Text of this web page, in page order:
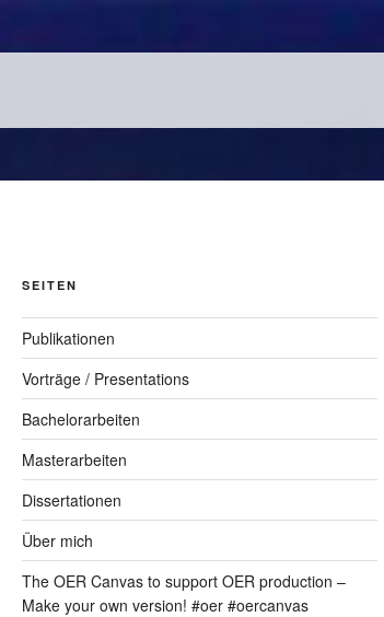
SEITEN
Publikationen
Vorträge / Presentations
Bachelorarbeiten
Masterarbeiten
Dissertationen
Über mich
The OER Canvas to support OER production –
Make your own version! #oer #oercanvas